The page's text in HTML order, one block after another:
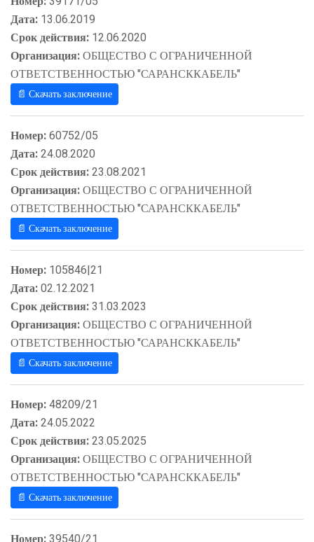
Дата: 13.06.2019
Срок действия: 12.06.2020
Организация:ОБЩЕСТВО С ОГРАНИЧЕННОЙ
ОТВЕТСТВЕННОСТЬЮ "САРАНСККАБЕЛЬ"
📄 Скачать заключение
Номер:60752/05
Дата:24.08.2020
Срок действия:23.08.2021
Организация:ОБЩЕСТВО С ОГРАНИЧЕННОЙ
ОТВЕТСТВЕННОСТЬЮ "САРАНСККАБЕЛЬ"
📄 Скачать заключение
Номер: 105846|21
Дата:02.12.2021
Срок действия:31.03.2023
Организация:ОБЩЕСТВО С ОГРАНИЧЕННОЙ
ОТВЕТСТВЕННОСТЬЮ "САРАНСККАБЕЛЬ"
📄 Скачать заключение
Номер:48209/21
Дата:24.05.2022
Срок действия:23.05.2025
Организация:ОБЩЕСТВО С ОГРАНИЧЕННОЙ
ОТВЕТСТВЕННОСТЬЮ "САРАНСККАБЕЛЬ"
📄 Скачать заключение